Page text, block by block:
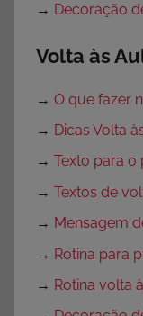
→ Decoração
Volta às
→ O que fazer
→ Dicas Volta
→ Texto para o
→ Textos de
→ Mensagem
→ Rotina para
→ Rotina volta